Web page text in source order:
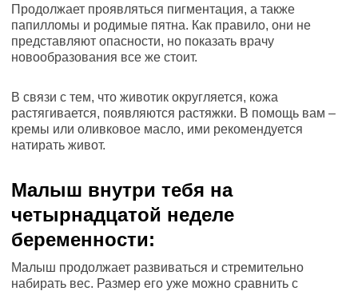
Продолжает проявляться пигментация, а также
папилломы и родимые пятна. Как правило, они не
представляют опасности, но показать врачу
новообразования все же стоит.
В связи с тем, что животик округляется, кожа
растягивается, появляются растяжки. В помощь вам –
кремы или оливковое масло, ими рекомендуется
натирать живот.
Малыш внутри тебя на
четырнадцатой неделе
беременности:
Малыш продолжает развиваться и стремительно
набирать вес. Размер его уже можно сравнить с